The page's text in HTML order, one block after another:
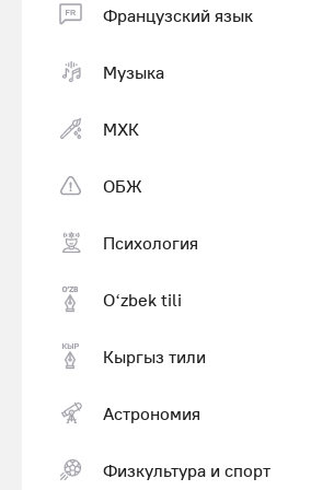
Французский язык
Музыка
МХК
ОБЖ
Психология
Оʻzbek tili
Кыргыз тили
Астрономия
Физкультура и спорт